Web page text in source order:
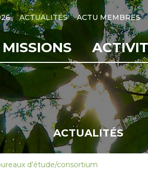
ACTUALITÉS ACTU MEMBRES
MISSIONS
ACTUALITÉS
d’étude/consortium